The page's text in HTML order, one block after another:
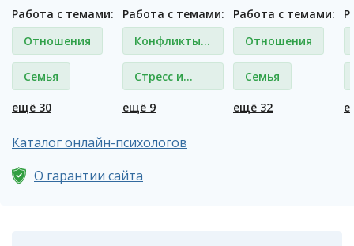
Работа с темами:
Отношения
Семья
ещё 30
Работа с темами:
Конфликты и
ссоры
Стресс и
депрессия
ещё 9
Работа с темами:
Отношения
Семья
ещё 32
Каталог онлайн-психологов
О гарантии сайта